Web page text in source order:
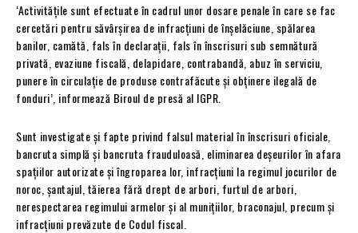
‘Activitățile sunt efectuate în cadrul unor dosare penale în care se fac
cercetări pentru săvârșirea de infracțiuni de înșelăciune, spălarea
banilor, camătă, fals în declarații, fals în înscrisuri sub semnătură
privată, evaziune fiscală, delapidare, contrabandă, abuz în serviciu,
punere în circulație de produse contrafăcute și obținere ilegală de
fonduri’, informează Biroul de presă al IGPR.
Sunt investigate și fapte privind falsul material în înscrisuri oficiale,
bancruta simplă și bancruta frauduloasă, eliminarea deșeurilor în afara
spațiilor autorizate și îngroparea lor, infracțiuni la regimul jocurilor de
noroc, șantajul, tăierea fără drept de arbori, furtul de arbori,
nerespectarea regimului armelor și al munițiilor, braconajul, precum și
infracțiuni prevăzute de Codul fiscal.